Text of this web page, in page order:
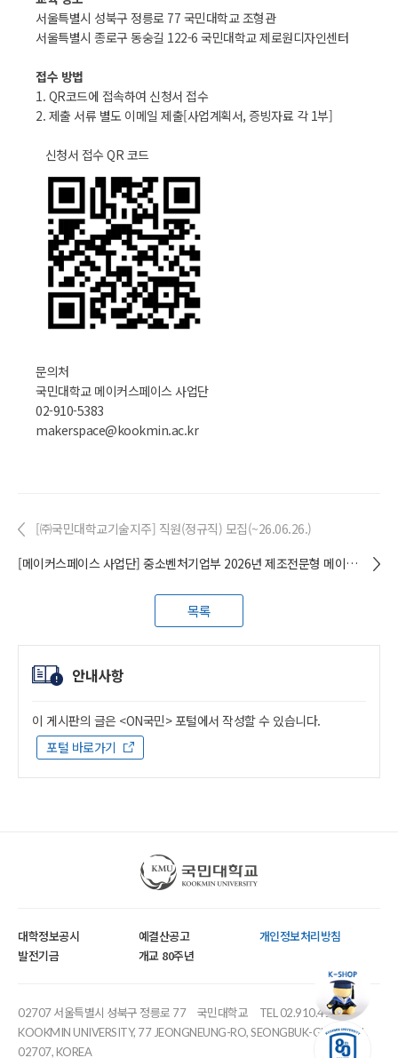
서울특별시 성북구 정릉로 77 국민대학교 조형관
서울특별시 종로구 동숭길 122-6 국민대학교 제로원디자인센터
접수 방법
1. QR코드에 접속하여 신청서 접수
2. 제출 서류 별도 이메일 제출[사업계획서, 증빙자료 각 1부]
신청서 접수 QR 코드
문의처
국민대학교 메이커스페이스 사업단
02-910-5383
makerspace@kookmin.ac.kr
[㈜국민대학교기술지주] 직원(정규직) 모집(~26.06.26.)
[메이커스페이스 사업단] 중소벤처기업부 2026년 제조전문형 메이커스페이스 참여기업 모집
목록
안내사항
이 게시판의 글은 <ON국민> 포털에서 작성할 수 있습니다.
포털 바로가기
국민대학교
대학정보공시 예결산공고
개인정보처리방침
발전기금
개교 80주년
02707 서울특별시 성북구 정릉로 77 국민대학교
TEL 02.910.4114
KOOKMIN UNIVERSITY, 77 JEONGNEUNG-RO, SEONGBUK-GU, SEOUL,
02707, KOREA